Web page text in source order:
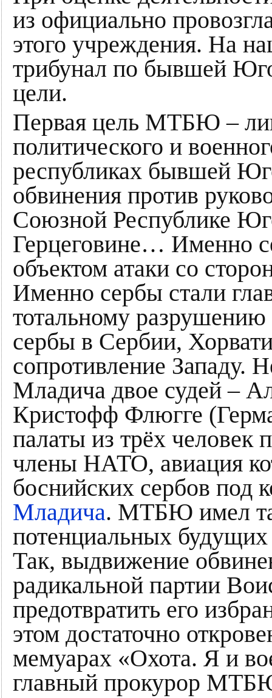
из официально
этого учреждения. На
трибунал по бывшей
цели.
Первая цель МТБЮ –
политического и
республиках бывшей
обвинения против
Союзной Республике
Герцеговине… Именно
объектом атаки со
Именно сербы стали
тотальному
сербы в Сербии,
сопротивление Западу.
Младича двое судей –
Кристофф Флюгге
палаты из трёх человек
члены НАТО, авиация
боснийских сербов под
Младича. МТБЮ имел
потенциальных будущих
Так, выдвижение
радикальной партии
предотвратить его
этом достаточно
мемуарах «Охота. Я и
главный прокурор